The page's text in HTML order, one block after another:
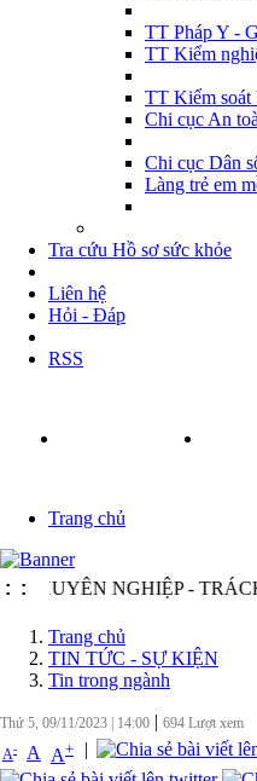
TT Pháp Y -
TT Kiểm
TT Kiểm soát
Chi cục An
Chi cục Dân
Làng trẻ em
Tra cứu Hồ sơ sức khỏe
Liên hệ
Hỏi - Đáp
RSS
Trang chủ
: :NGHIỆP - TRÁCH
Trang chủ
TIN TỨC - SỰ KIỆN
Tin trong ngành
Thứ 5, 09/11/2023 14:00 | 694 Lượt xem
A- A A+ |